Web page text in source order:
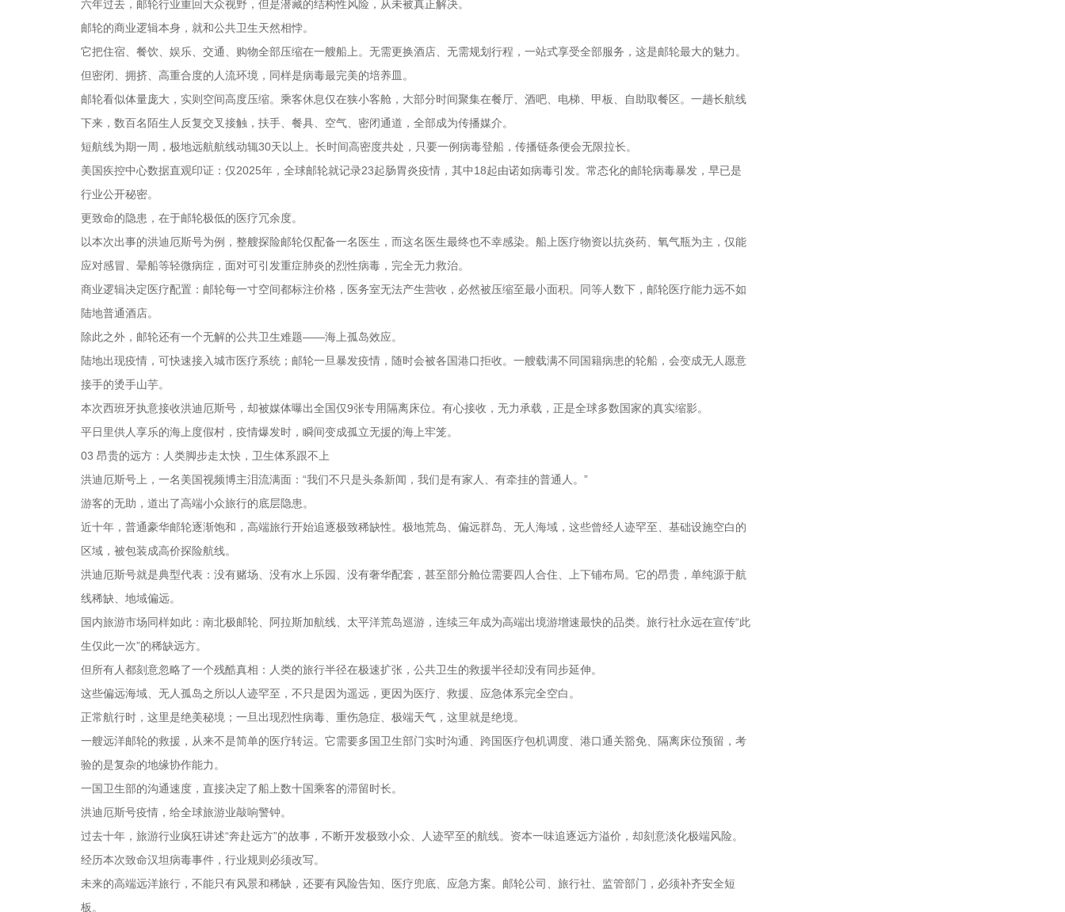
六年过去，邮轮行业重回大众视野，但是潜藏的结构性风险，从未被真正解决。
邮轮的商业逻辑本身，就和公共卫生天然相悖。
它把住宿、餐饮、娱乐、交通、购物全部压缩在一艘船上。无需更换酒店、无需规划行程，一站式享受全部服务，这是邮轮最大的魅力。
但密闭、拥挤、高重合度的人流环境，同样是病毒最完美的培养皿。
邮轮看似体量庞大，实则空间高度压缩。乘客休息仅在狭小客舱，大部分时间聚集在餐厅、酒吧、电梯、甲板、自助取餐区。一趟长航线
下来，数百名陌生人反复交叉接触，扶手、餐具、空气、密闭通道，全部成为传播媒介。
短航线为期一周，极地远航航线动辄30天以上。长时间高密度共处，只要一例病毒登船，传播链条便会无限拉长。
美国疾控中心数据直观印证：仅2025年，全球邮轮就记录23起肠胃炎疫情，其中18起由诺如病毒引发。常态化的邮轮病毒暴发，早已是
行业公开秘密。
更致命的隐患，在于邮轮极低的医疗冗余度。
以本次出事的洪迪厄斯号为例，整艘探险邮轮仅配备一名医生，而这名医生最终也不幸感染。船上医疗物资以抗炎药、氧气瓶为主，仅能
应对感冒、晕船等轻微病症，面对可引发重症肺炎的烈性病毒，完全无力救治。
商业逻辑决定医疗配置：邮轮每一寸空间都标注价格，医务室无法产生营收，必然被压缩至最小面积。同等人数下，邮轮医疗能力远不如
陆地普通酒店。
除此之外，邮轮还有一个无解的公共卫生难题——海上孤岛效应。
陆地出现疫情，可快速接入城市医疗系统；邮轮一旦暴发疫情，随时会被各国港口拒收。一艘载满不同国籍病患的轮船，会变成无人愿意
接手的烫手山芋。
本次西班牙执意接收洪迪厄斯号，却被媒体曝出全国仅9张专用隔离床位。有心接收，无力承载，正是全球多数国家的真实缩影。
平日里供人享乐的海上度假村，疫情爆发时，瞬间变成孤立无援的海上牢笼。
03 昂贵的远方：人类脚步走太快，卫生体系跟不上
洪迪厄斯号上，一名美国视频博主泪流满面：“我们不只是头条新闻，我们是有家人、有牵挂的普通人。”
游客的无助，道出了高端小众旅行的底层隐患。
近十年，普通豪华邮轮逐渐饱和，高端旅行开始追逐极致稀缺性。极地荒岛、偏远群岛、无人海域，这些曾经人迹罕至、基础设施空白的
区域，被包装成高价探险航线。
洪迪厄斯号就是典型代表：没有赌场、没有水上乐园、没有奢华配套，甚至部分舱位需要四人合住、上下铺布局。它的昂贵，单纯源于航
线稀缺、地域偏远。
国内旅游市场同样如此：南北极邮轮、阿拉斯加航线、太平洋荒岛巡游，连续三年成为高端出境游增速最快的品类。旅行社永远在宣传“此
生仅此一次”的稀缺远方。
但所有人都刻意忽略了一个残酷真相：人类的旅行半径在极速扩张，公共卫生的救援半径却没有同步延伸。
这些偏远海域、无人孤岛之所以人迹罕至，不只是因为遥远，更因为医疗、救援、应急体系完全空白。
正常航行时，这里是绝美秘境；一旦出现烈性病毒、重伤急症、极端天气，这里就是绝境。
一艘远洋邮轮的救援，从来不是简单的医疗转运。它需要多国卫生部门实时沟通、跨国医疗包机调度、港口通关豁免、隔离床位预留，考
验的是复杂的地缘协作能力。
一国卫生部的沟通速度，直接决定了船上数十国乘客的滞留时长。
洪迪厄斯号疫情，给全球旅游业敲响警钟。
过去十年，旅游行业疯狂讲述“奔赴远方”的故事，不断开发极致小众、人迹罕至的航线。资本一味追逐远方溢价，却刻意淡化极端风险。
经历本次致命汉坦病毒事件，行业规则必须改写。
未来的高端远洋旅行，不能只有风景和稀缺，还要有风险告知、医疗兜底、应急方案。邮轮公司、旅行社、监管部门，必须补齐安全短
板。